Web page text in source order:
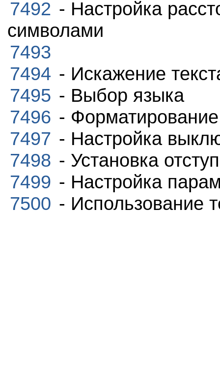
7492 - Настройка
символами
7493
7494 - Искажение
7495 - Выбор языка
7496 -
7497 - Настройка
7498 - Установка
7499 - Настройка
7500 - Использование